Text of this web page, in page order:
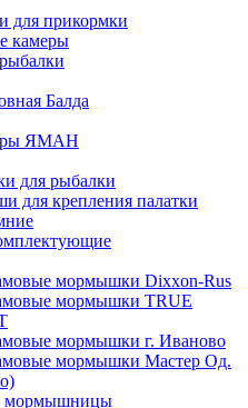
для прикормки
камеры
Балда
ЯМАН
для рыбалки
для крепления палатки
мормышки Dixxon-Rus
мормышки TRUE
мормышки г. Иваново
мормышки Мастер Од.
мормышницы